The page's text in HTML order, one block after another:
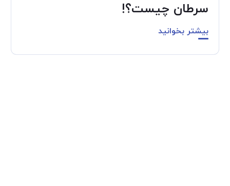
سرطان چیست؟!
بیشتر بخوانید